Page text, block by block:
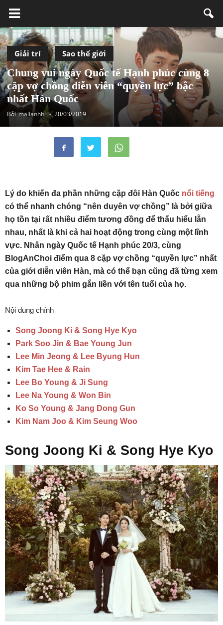
Giải trí Sao thế giới
Chung vui ngày Quốc tế Hạnh phúc cùng 8
cặp vợ chồng diễn viên “quyền lực” bậc
nhất Hàn Quốc
Bởimaiianhh - 20/03/2019
Lý do khiến đa phần những cặp đôi Hàn Quốc nổi tiếng
có thể nhanh chóng “nên duyên vợ chồng” là bởi giữa
họ tồn tại rất nhiều điểm tương đồng để thấu hiểu lẫn
nhau, nhất là khi cả hai hoạt động trong cùng một lĩnh
vực. Nhân ngày Quốc tế Hạnh phúc 20/3, cùng
BlogAnChoi điểm qua 8 cặp vợ chồng “quyền lực” nhất
của giới diễn viên Hàn, mà có thể bạn cũng đã từng xem
qua những bộ phim gắn liền với tên tuổi của họ.
Nội dung chính
Song Joong Ki & Song Hye Kyo
Park Soo Jin & Bae Young Jun
Lee Min Jeong & Lee Byung Hun
Kim Tae Hee & Rain
Lee Bo Young & Ji Sung
Lee Na Young & Won Bin
Ko So Young & Jang Dong Gun
Kim Nam Joo & Kim Seung Woo
Song Joong Ki & Song Hye Kyo